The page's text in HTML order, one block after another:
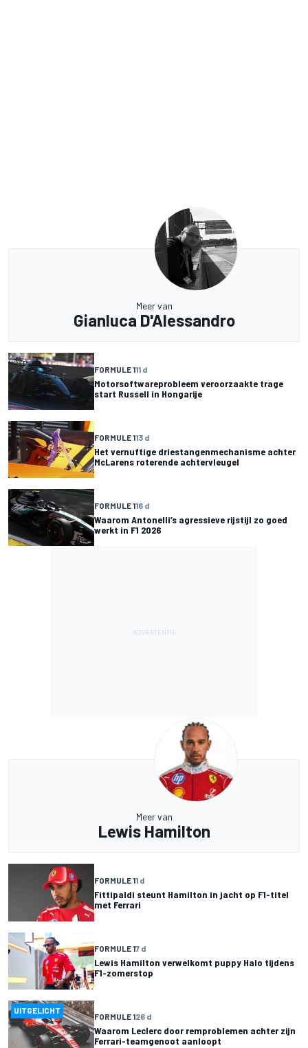
Meer van
Gianluca D'Alessandro
FORMULE 111 d
Motorsoftwareprobleem veroorzaakte trage
start Russell in Hongarije
FORMULE 113 d
Het vernuftige driestangenmechanisme achter
McLarens roterende achtervleugel
FORMULE 116 d
Waarom Antonelli’s agressieve rijstijl zo goed
werkt in F1 2026
Meer van
Lewis Hamilton
FORMULE 11 d
Fittipaldi steunt Hamilton in jacht op F1-titel
met Ferrari
FORMULE 17 d
Lewis Hamilton verwelkomt puppy Halo tijdens
F1-zomerstop
UITGELICHT
FORMULE 126 d
Waarom Leclerc door remproblemen achter zijn
Ferrari-teamgenoot aanloopt